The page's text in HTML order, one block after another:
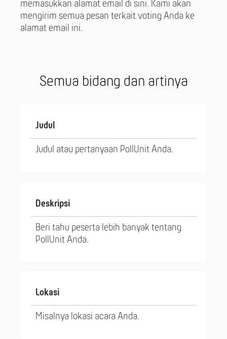
memasukkan alamat email di sini. Kami akan
mengirim semua pesan terkait voting Anda ke
alamat email ini.
Semua bidang dan artinya
Judul
Judul atau pertanyaan PollUnit Anda.
Deskripsi
Beri tahu peserta lebih banyak tentang
PollUnit Anda.
Lokasi
Misalnya lokasi acara Anda.